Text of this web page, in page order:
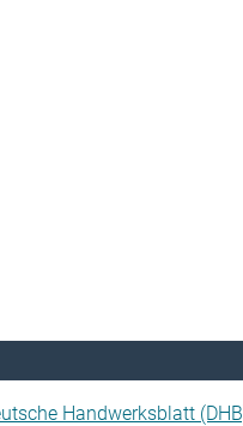
Handwerksblatt